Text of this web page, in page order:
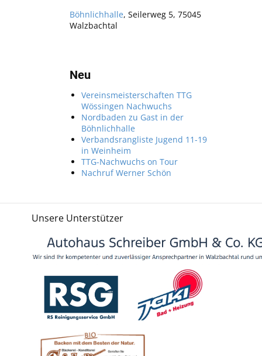
Böhnlichhalle, Seilerweg 5, 75045
Walzbachtal
Neu
Vereinsmeisterschaften TTG
Wössingen Nachwuchs
Nordbaden zu Gast in der
Böhnlichhalle
Verbandsrangliste Jugend 11-19
in Weinheim
TTG-Nachwuchs on Tour
Nachruf Werner Schön
Unsere Unterstützer